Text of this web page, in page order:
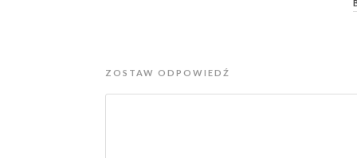
ZOSTAW ODPOWIEDŹ